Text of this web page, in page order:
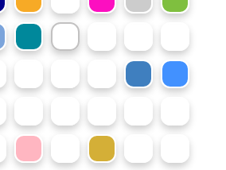
Blue
Tropical BlueWild Mulberry
Sherbet Lemon
Shark GreySapphire Blue
Sky Blue
Magic
Light PinkInk BlueGold